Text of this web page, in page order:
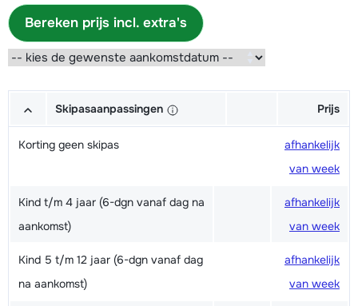
Bereken prijs incl. extra's
Skipasaanpassingen Prijs
Korting geen skipas
afhankelijk
van week
Kind t/m 4 jaar (6-dgn vanaf dag na
aankomst)
afhankelijk
van week
Kind 5 t/m 12 jaar (6-dgn vanaf dag
na aankomst)
afhankelijk
van week